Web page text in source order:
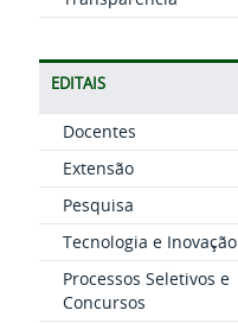
EDITAIS
Docentes
Extensão
Pesquisa
Tecnologia e Inovação
Processos Seletivos e
Concursos